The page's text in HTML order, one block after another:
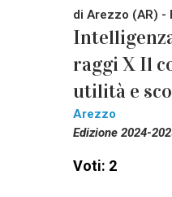
di Arezzo (AR) -
raggi X Il
utilità e
Arezzo
Edizione 2024-
Voti: 2